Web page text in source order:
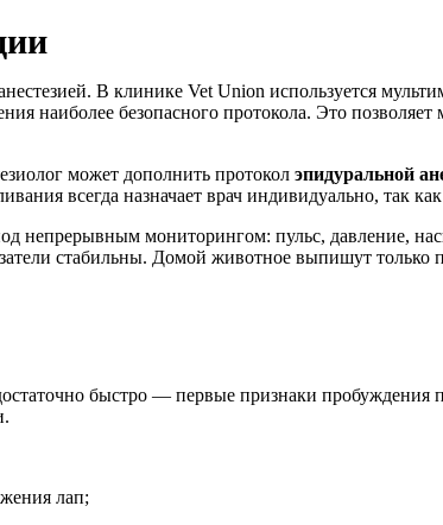
В клинике Vet Union используется
наиболее безопасного протокола. Это
может дополнить протокол эпидуральной
всегда назначает врач индивидуально, так
непрерывным мониторингом: пульс, давление,
стабильны. Домой животное выпишут только
быстро — первые признаки пробуждения
лап;